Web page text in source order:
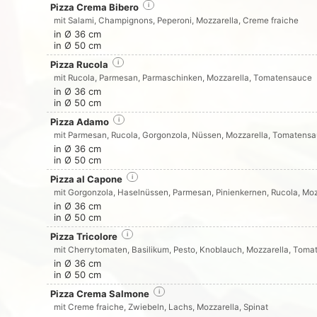
Pizza Crema Bibero i
mit Salami, Champignons, Peperoni, Mozzarella, Creme fraiche
in Ø 36 cm
in Ø 50 cm
Pizza Rucola
i
mit Rucola, Parmesan, Parmaschinken, Mozzarella, Tomatensauce
in Ø 36 cm
in Ø 50 cm
Pizza Adamo
i
mit Parmesan, Rucola, Gorgonzola, Nüssen, Mozzarella,
in Ø 36 cm
in Ø 50 cm
Pizza al Capone
i
mit Gorgonzola, Haselnüssen, Parmesan, Pinienkernen, Rucola,
in Ø 36 cm
in Ø 50 cm
Pizza Tricolore
i
mit Cherrytomaten, Basilikum, Pesto, Knoblauch, Mozzarella,
in Ø 36 cm
in Ø 50 cm
Pizza Crema Salmone
i
mit Creme fraiche, Zwiebeln, Lachs, Mozzarella, Spinat